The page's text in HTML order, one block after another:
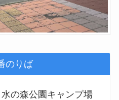
のりば
の森公園キャンプ場